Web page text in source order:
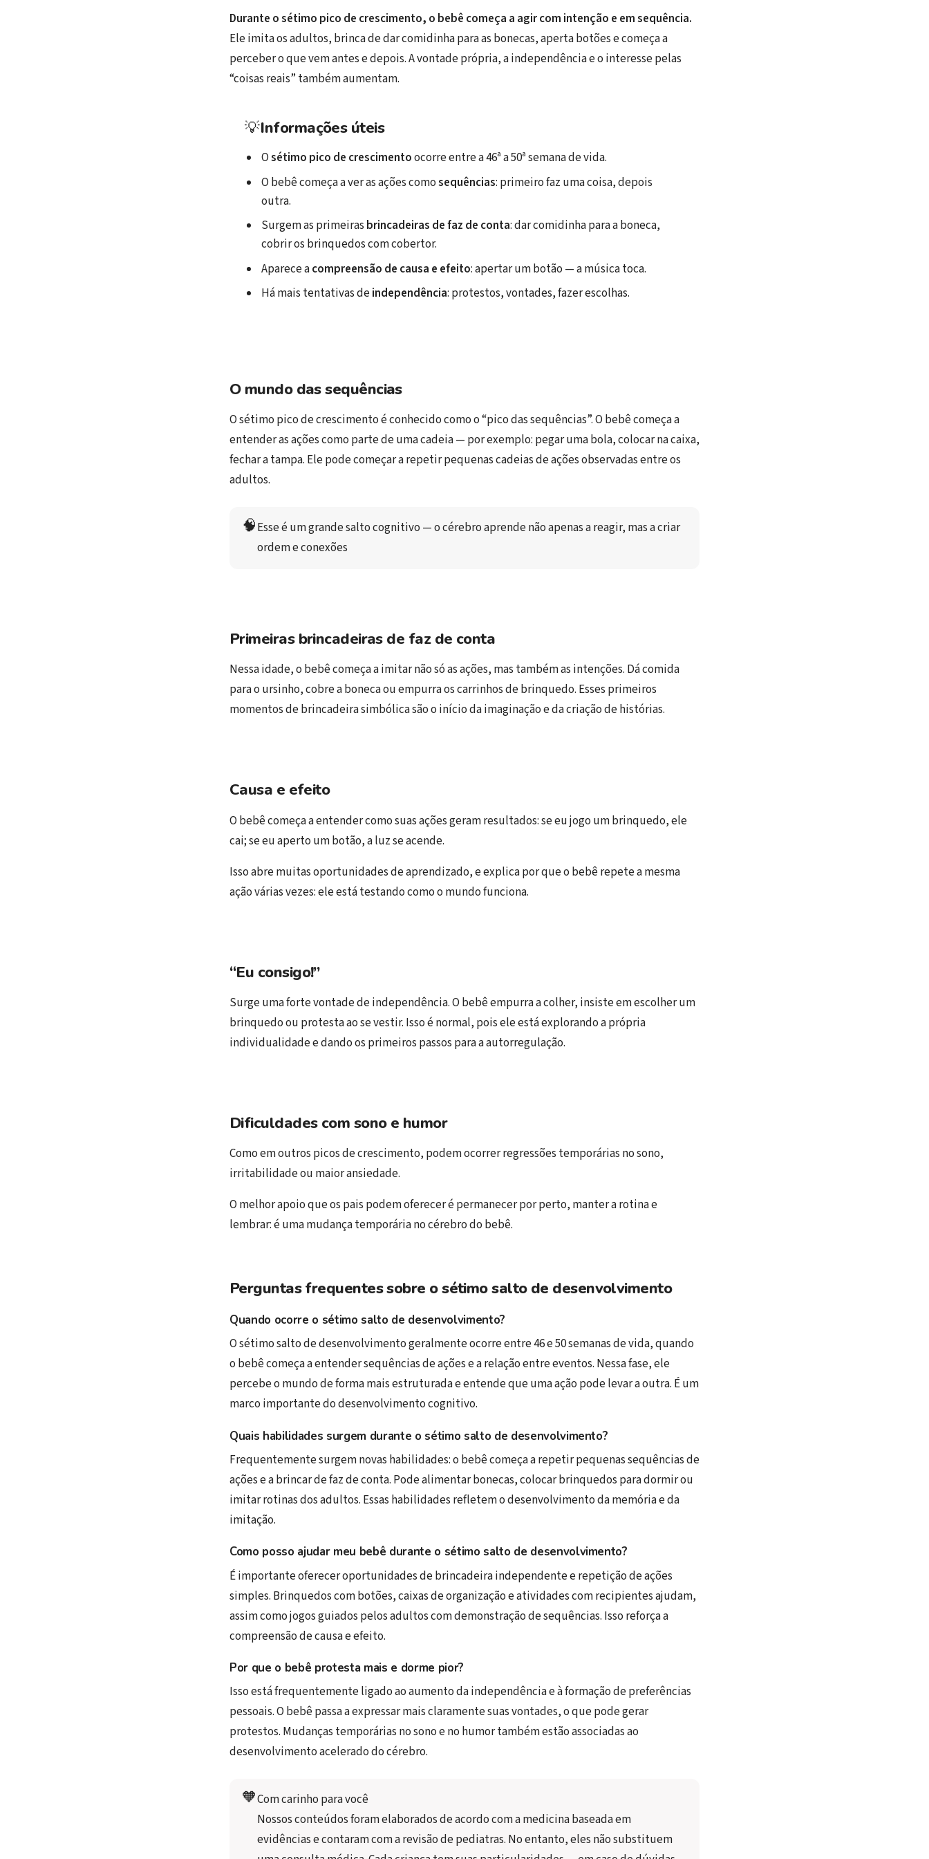
Durante o sétimo pico de crescimento, o bebê começa a agir com intenção e em sequência.
Ele imita os adultos, brinca de dar comidinha para as bonecas, aperta botões e começa a
perceber o que vem antes e depois. A vontade própria, a independência e o interesse pelas
“coisas reais” também aumentam.
💡Informações úteis
Osétimo pico de crescimentoocorre entre a 46ª a 50ª semana de vida.
O bebê começa a ver as ações comosequências: primeiro faz uma coisa, depois
outra.
Surgem as primeiras brincadeiras de faz de conta: dar comidinha para a boneca,
cobrir os brinquedos com cobertor.
Aparece acompreensão de causa e efeito: apertar um botão — a música toca.
Há mais tentativas deindependência: protestos, vontades, fazer escolhas.
O mundo das sequências
O sétimo pico de crescimento é conhecido como o “pico das sequências”. O bebê começa a
entender as ações como parte de uma cadeia — por exemplo: pegar uma bola, colocar na caixa,
fechar a tampa. Ele pode começar a repetir pequenas cadeias de ações observadas entre os
adultos.
🧠Esse é um grande salto cognitivo — o cérebro aprende não apenas a reagir, mas a criar
ordem e conexões
Primeiras brincadeiras de faz de conta
Nessa idade, o bebê começa a imitar não só as ações, mas também as intenções. Dá comida
para o ursinho, cobre a boneca ou empurra os carrinhos de brinquedo. Esses primeiros
momentos de brincadeira simbólica são o início da imaginação e da criação de histórias.
Causa e efeito
O bebê começa a entender como suas ações geram resultados: se eu jogo um brinquedo, ele
cai; se eu aperto um botão, a luz se acende.
Isso abre muitas oportunidades de aprendizado, e explica por que o bebê repete a mesma
ação várias vezes: ele está testando como o mundo funciona.
“Eu consigo!”
Surge uma forte vontade de independência. O bebê empurra a colher, insiste em escolher um
brinquedo ou protesta ao se vestir. Isso é normal, pois ele está explorando a própria
individualidade e dando os primeiros passos para a autorregulação.
Dificuldades com sono e humor
Como em outros picos de crescimento, podem ocorrer regressões temporárias no sono,
irritabilidade ou maior ansiedade.
O melhor apoio que os pais podem oferecer é permanecer por perto, manter a rotina e
lembrar: é uma mudança temporária no cérebro do bebê.
Perguntas frequentes sobre o sétimo salto de desenvolvimento
Quando ocorre o sétimo salto de desenvolvimento?
O sétimo salto de desenvolvimento geralmente ocorre entre 46 e 50 semanas de vida, quando
o bebê começa a entender sequências de ações e a relação entre eventos. Nessa fase, ele
percebe o mundo de forma mais estruturada e entende que uma ação pode levar a outra. É um
marco importante do desenvolvimento cognitivo.
Quais habilidades surgem durante o sétimo salto de desenvolvimento?
Frequentemente surgem novas habilidades: o bebê começa a repetir pequenas sequências de
ações e a brincar de faz de conta. Pode alimentar bonecas, colocar brinquedos para dormir ou
imitar rotinas dos adultos. Essas habilidades refletem o desenvolvimento da memória e da
imitação.
Como posso ajudar meu bebê durante o sétimo salto de desenvolvimento?
É importante oferecer oportunidades de brincadeira independente e repetição de ações
simples. Brinquedos com botões, caixas de organização e atividades com recipientes ajudam,
assim como jogos guiados pelos adultos com demonstração de sequências. Isso reforça a
compreensão de causa e efeito.
Por que o bebê protesta mais e dorme pior?
Isso está frequentemente ligado ao aumento da independência e à formação de preferências
pessoais. O bebê passa a expressar mais claramente suas vontades, o que pode gerar
protestos. Mudanças temporárias no sono e no humor também estão associadas ao
desenvolvimento acelerado do cérebro.
🧡Com carinho para você
Nossos conteúdos foram elaborados de acordo com a medicina baseada em
evidências e contaram com a revisão de pediatras. No entanto, eles não substituem